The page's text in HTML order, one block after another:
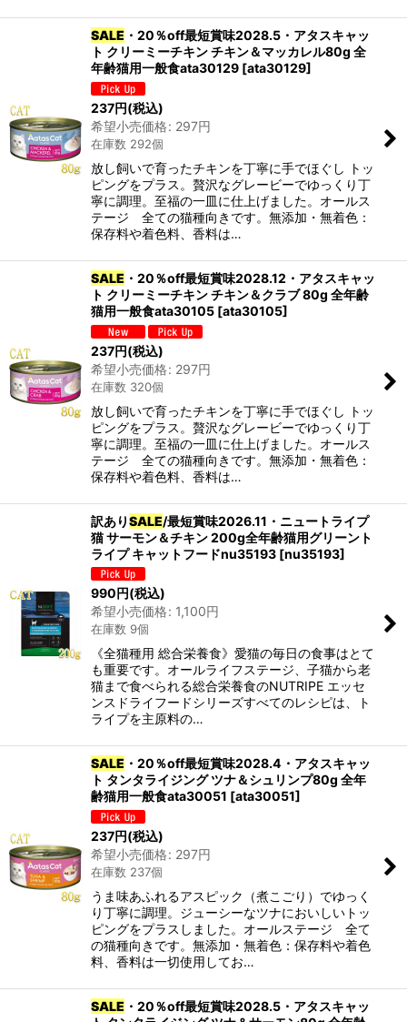
SALE ・20％off最短賞味2028.5・アタスキャッ
ト クリーミーチキン チキン＆マッカレル80g 全
年齢猫用一般食ata30129 [ata30129]
237円(税込)
希望小売価格: 297円
在庫数 292個
放し飼いで育ったチキンを丁寧に手でほぐし トッ
ピングをプラス。贅沢なグレービーでゆっくり丁
寧に調理。至福の一皿に仕上げました。オールス
テージ 全ての猫種向きです。無添加・無着色：
保存料や着色料、香料は…
SALE ・20％off最短賞味2028.12・アタスキャッ
ト クリーミーチキン チキン＆クラブ 80g 全年齢
猫用一般食ata30105 [ata30105]
237円(税込)
希望小売価格: 297円
在庫数 320個
放し飼いで育ったチキンを丁寧に手でほぐし トッ
ピングをプラス。贅沢なグレービーでゆっくり丁
寧に調理。至福の一皿に仕上げました。オールス
テージ 全ての猫種向きです。無添加・無着色：
保存料や着色料、香料は…
訳ありSALE/最短賞味2026.11・ニュートライプ
猫 サーモン＆チキン 200g全年齢猫用グリーント
ライプ キャットフードnu35193 [nu35193]
990円(税込)
希望小売価格: 1,100円
在庫数 9個
《全猫種用 総合栄養食》愛猫の毎日の食事はとて
も重要です。オールライフステージ、子猫から老
猫まで食べられる総合栄養食のNUTRIPE エッセ
ンスドライフードシリーズすべてのレシピは、ト
ライプを主原料の…
SALE ・20％off最短賞味2028.4・アタスキャッ
ト タンタライジング ツナ＆シュリンプ80g 全年
齢猫用一般食ata30051 [ata30051]
237円(税込)
希望小売価格: 297円
在庫数 237個
うま味あふれるアスピック（煮こごり）でゆっく
り丁寧に調理。ジューシーなツナにおいしいトッ
ピングをプラスしました。オールステージ 全て
の猫種向きです。無添加・無着色：保存料や着色
料、香料は一切使用してお…
SALE ・20％off最短賞味2028.5・アタスキャッ